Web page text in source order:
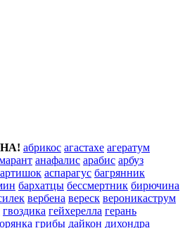
абрикос агастахе агератум
анафалис арабис арбуз
артишок аспарагус багрянник
бархатцы бессмертник бирючина
вербена вереск вероникаструм
гвоздика гейхерелла герань
грибы дайкон дихондра